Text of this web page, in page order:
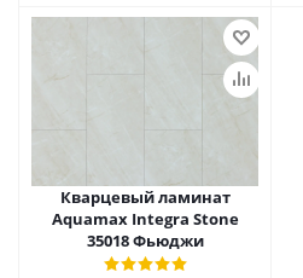
Кварцевый ламинат
Aquamax Integra Stone
35018 Фьюджи